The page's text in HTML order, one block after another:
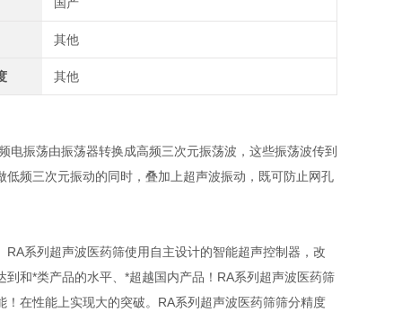
其他
其他
振荡由振荡器转换成高频三次元振荡波，这些振荡波传到
频三次元振动的同时，叠加上超声波振动，既可防止网孔
系列超声波医药筛使用自主设计的智能超声控制器，改
和*类产品的水平、*超越国内产品！RA系列超声波医药筛
在性能上实现大的突破。RA系列超声波医药筛筛分精度